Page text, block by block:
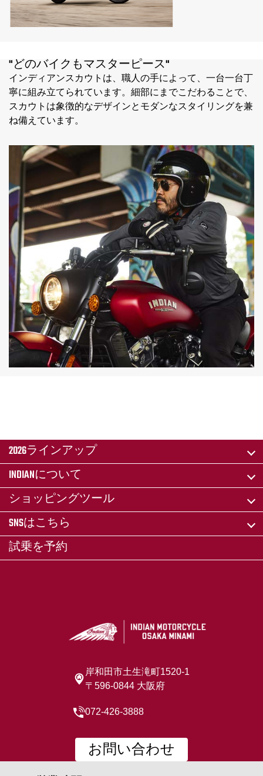
"どのバイクもマスターピース"
インディアンスカウトは、職人の手によって、一台一台丁
寧に組み立てられています。細部にまでこだわることで、
スカウトは象徴的なデザインとモダンなスタイリングを兼
ね備えています。
2026ラインアップ
INDIANについて
ショッピングツール
SNSはこちら
試乗を予約
岸和田市土生滝町1520-1
〒596-0844 大阪府
072-426-3888
お問い合わせ